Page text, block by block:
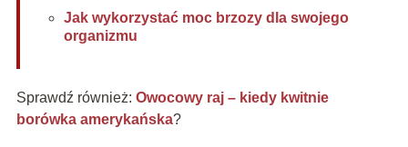
Jak wykorzystać moc brzozy dla swojego
organizmu
Sprawdź również: Owocowy raj – kiedy kwitnie
borówka amerykańska?